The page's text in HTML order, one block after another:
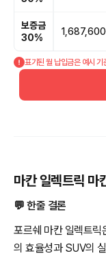
보증금
30%
1,687,600
표기된 월 납입금은 예시
마칸 일렉트릭 마
💬 한줄 결론
포르쉐 마칸 일렉트릭
의 효율성과 SUV의